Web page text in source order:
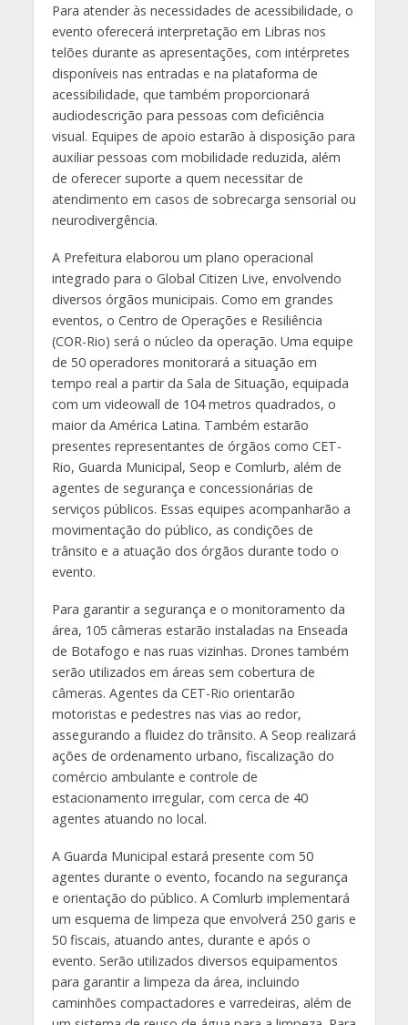
Para atender às necessidades de acessibilidade, o
evento oferecerá interpretação em Libras nos
telões durante as apresentações, com intérpretes
disponíveis nas entradas e na plataforma de
acessibilidade, que também proporcionará
audiodescrição para pessoas com deficiência
visual. Equipes de apoio estarão à disposição para
auxiliar pessoas com mobilidade reduzida, além
de oferecer suporte a quem necessitar de
atendimento em casos de sobrecarga sensorial ou
neurodivergência.
A Prefeitura elaborou um plano operacional
integrado para o Global Citizen Live, envolvendo
diversos órgãos municipais. Como em grandes
eventos, o Centro de Operações e Resiliência
(COR-Rio) será o núcleo da operação. Uma equipe
de 50 operadores monitorará a situação em
tempo real a partir da Sala de Situação, equipada
com um videowall de 104 metros quadrados, o
maior da América Latina. Também estarão
presentes representantes de órgãos como CET-
Rio, Guarda Municipal, Seop e Comlurb, além de
agentes de segurança e concessionárias de
serviços públicos. Essas equipes acompanharão a
movimentação do público, as condições de
trânsito e a atuação dos órgãos durante todo o
evento.
Para garantir a segurança e o monitoramento da
área, 105 câmeras estarão instaladas na Enseada
de Botafogo e nas ruas vizinhas. Drones também
serão utilizados em áreas sem cobertura de
câmeras. Agentes da CET-Rio orientarão
motoristas e pedestres nas vias ao redor,
assegurando a fluidez do trânsito. A Seop realizará
ações de ordenamento urbano, fiscalização do
comércio ambulante e controle de
estacionamento irregular, com cerca de 40
agentes atuando no local.
A Guarda Municipal estará presente com 50
agentes durante o evento, focando na segurança
e orientação do público. A Comlurb implementará
um esquema de limpeza que envolverá 250 garis e
50 fiscais, atuando antes, durante e após o
evento. Serão utilizados diversos equipamentos
para garantir a limpeza da área, incluindo
caminhões compactadores e varredeiras, além de